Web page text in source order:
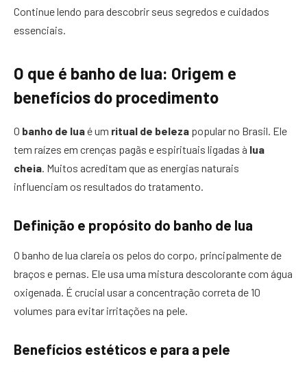
Continue lendo para descobrir seus segredos e cuidados
essenciais.
O que é banho de lua: Origem e
benefícios do procedimento
O banho de luaé um ritual de beleza popular no Brasil. Ele
tem raízes em crenças pagãs e espirituais ligadas à lua
cheia. Muitos acreditam que as energias naturais
influenciam os resultados do tratamento.
Definição e propósito do banho de lua
O banho de lua clareia os pelos do corpo, principalmente de
braços e pernas. Ele usa uma mistura descolorante com água
oxigenada. É crucial usar a concentração correta de 10
volumes para evitar irritações na pele.
Benefícios estéticos e para a pele